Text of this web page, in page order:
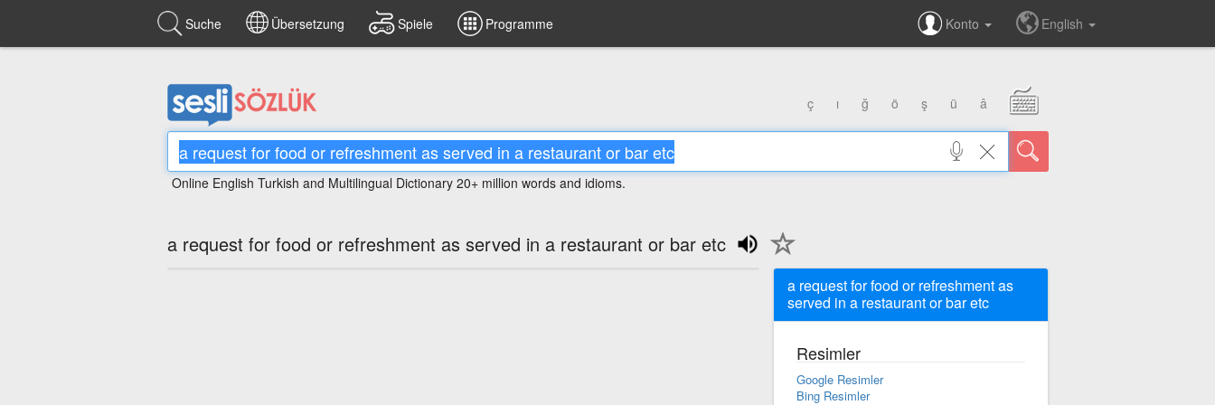
Suche Übersetzung Spiele Programme Konto English
ç ı ğ ö ş ü â
Online English Turkish and Multilingual Dictionary 20+ million words and idioms.
a request for food or refreshment as served in a restaurant or bar etc
a request for food or refreshment as
served in a restaurant or bar etc
Resimler
Google Resimler
Bing Resimler